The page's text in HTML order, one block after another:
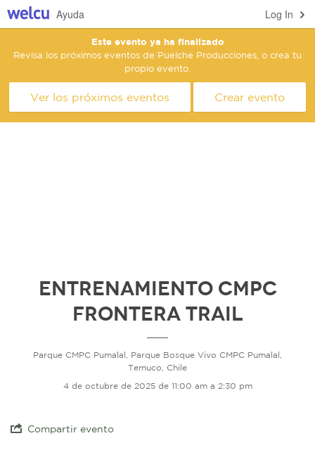
Log In
Ayuda
Este evento ya ha finalizado
Revisa los próximos eventos de Puelche Producciones, o crea tu
propio evento.
Ver los próximos eventos Crear evento
Entrenamiento CMPC
Frontera Trail
Parque CMPC Pumalal, Parque Bosque Vivo CMPC Pumalal,
Temuco, Chile
4 de octubre de 2025 de 11:00 am a 2:30 pm
Compartir evento